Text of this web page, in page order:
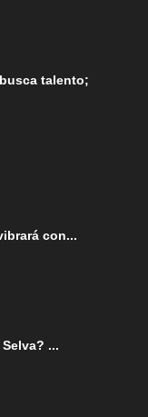
talento;
con...
...